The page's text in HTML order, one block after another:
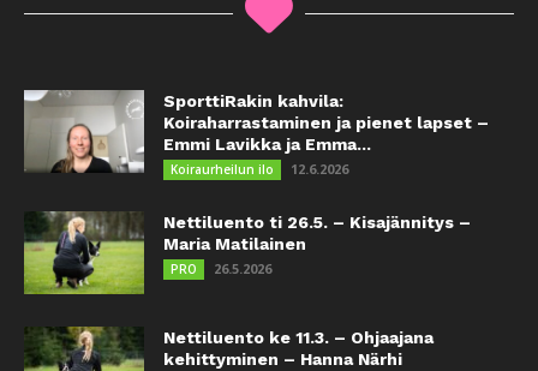
SporttiRakin kahvila:
Koiraharrastaminen ja pienet lapset –
Emmi Lavikka ja Emma...
Koiraurheilun ilo 12.6.2026
Nettiluento ti 26.5. – Kisajännitys –
Maria Matilainen
PRO 26.5.2026
Nettiluento ke 11.3. – Ohjaajana
kehittyminen – Hanna Närhi